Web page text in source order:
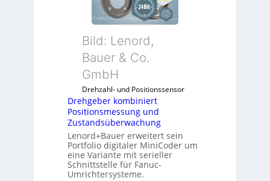
t
s
c
h
e
x
i
b
e
l
f
f
n
d
u
l
b
r
i
Bild: Lenord,
Bauer & Co.
GmbH
Drehzahl- und Positionssensor
Drehgeber kombiniert
Positionsmessung und
Zustandsüberwachung
Lenord+Bauer erweitert sein
Portfolio digitaler MiniCoder um
eine Variante mit serieller
Schnittstelle für Fanuc-
Umrichtersysteme.